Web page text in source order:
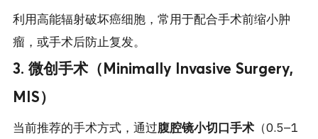
利用高能辐射破坏癌细胞，常用于配合手术前缩小肿
瘤，或手术后防止复发。
3. 微创手术（Minimally Invasive Surgery,
MIS）
当前推荐的手术方式，通过腹腔镜小切口手术 （0.5–1